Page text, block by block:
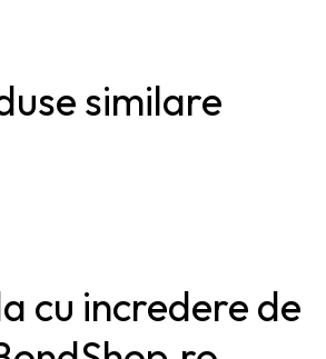
similare
cu incredere de